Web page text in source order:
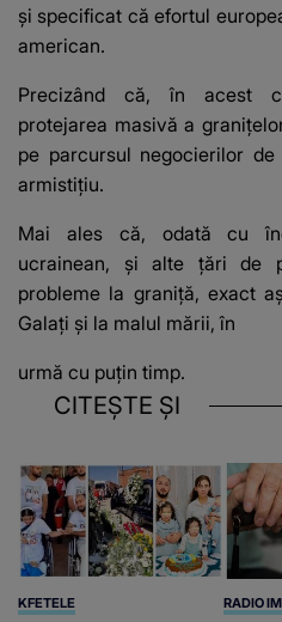
și specificat că efortul
american.
Precizând că, în acest
protejarea masivă a
pe parcursul negocierilor
armistițiu.
Mai ales că, odată cu
ucrainean, și alte țări de
probleme la graniță, exact
Galați și la malul mării, în
urmă cu puțin timp.
CITEȘTE ȘI
KFETELE RADIO